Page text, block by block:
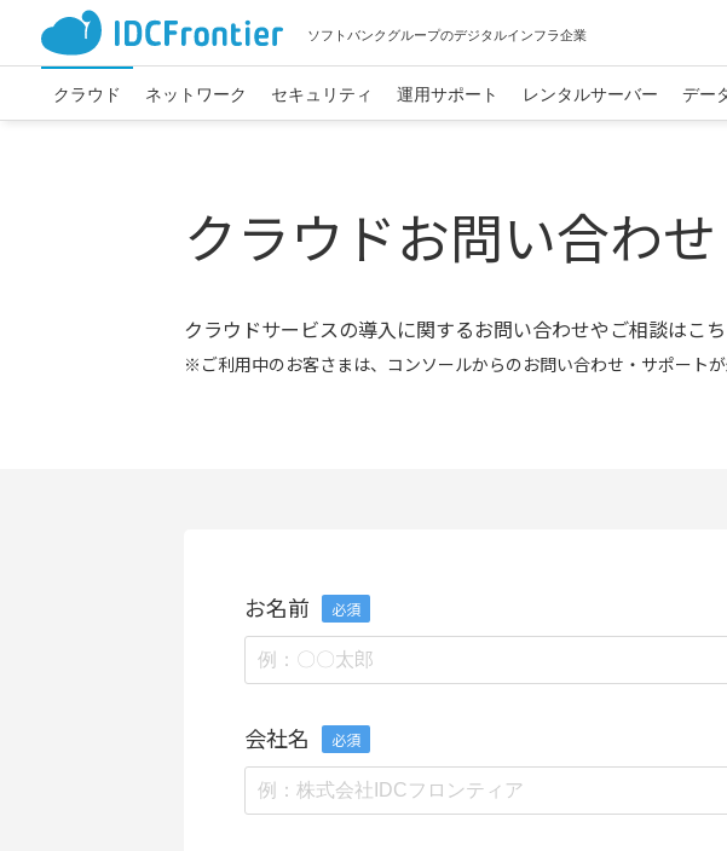
ソフトバンクグループのデジタルインフラ企業
クラウド ネットワーク セキュリティ 運用サポート レンタルサーバー デー
クラウドお問い合わせ
クラウドサービスの導入に関するお問い合わせやご相談はこち
※ご利用中のお客さまは、コンソールからのお問い合わせ・サポートが
お名前 必須
会社名 必須